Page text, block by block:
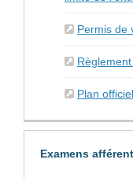
Permis de
Plan
Examens